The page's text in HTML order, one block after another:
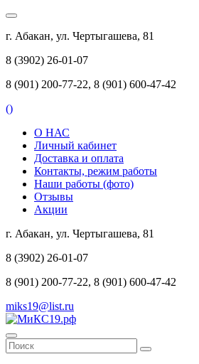
г. Абакан, ул. Чертыгашева, 81
8 (3902) 26-01-07
8 (901) 200-77-22, 8 (901) 600-47-42
()
О НАС
Личный кабинет
Доставка и оплата
Контакты, режим работы
Наши работы (фото)
Отзывы
Акции
г. Абакан, ул. Чертыгашева, 81
8 (3902) 26-01-07
8 (901) 200-77-22, 8 (901) 600-47-42
miks19@list.ru